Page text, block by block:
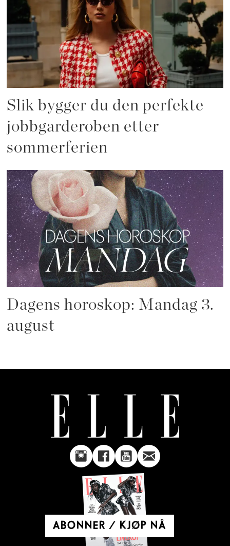
Slik bygger du den perfekte
jobbgarderoben etter
sommerferien
Dagens horoskop: Mandag 3.
august
ABONNER / KJØP NÅ